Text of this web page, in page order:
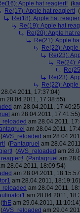
Apple hat reagiert! (
Re(17): Apple hat reagiert! (
Re(18): Apple hat
Re(19): Apple hat
Re(20): Apple hat
Re(21): Apple
Re(22):
Re(23):
Re(24):
Re(23):
Re(22):
17:37:04)
28.04.2011, 17:38:55)
am 28.04.2011,
am 28.04.2011, 17:41:55)
am 28.04.2011,
am 28.04.2011,
(AVS_reloaded am
(Pantagruel am
(AVS_reloaded am
(Pantagruel am
28.04.2011, 18:09:54)
am 28.04.2011,
am 28.04.2011, 18:19:16)
am 28.04.2011,
am 28.04.2011,
(thE am 29.04.2011,
(AVS_reloaded am